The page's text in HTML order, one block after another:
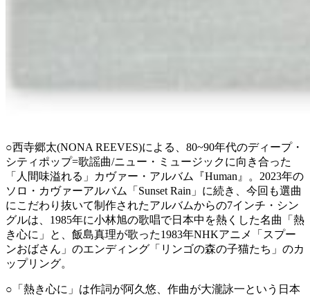
○西寺郷太(NONA REEVES)による、80~90年代のディープ・
シティポップ=歌謡曲/ニュー・ミュージックに向き合った
「人間味溢れる」カヴァー・アルバム『Human』。2023年の
ソロ・カヴァーアルバム「Sunset Rain」に続き、今回も選曲
にこだわり抜いて制作されたアルバムからの7インチ・シン
グルは、1985年に小林旭の歌唱で日本中を熱くした名曲「熱
き心に」と、 飯島真理が歌った1983年NHKアニメ「スプー
ンおばさん」のエンディング「リンゴの森の子猫たち」のカ
ップリング。
○「熱き心に」は作詞が阿久悠、作曲が大瀧詠一という日本